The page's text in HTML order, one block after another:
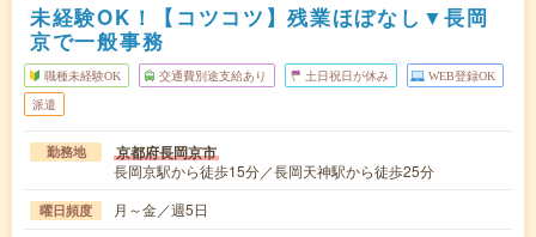
未経験OK！【コツコツ】残業ほぼなし▼長岡
京で一般事務
職種未経験OK 交通費別途支給あり 土日祝日が休み WEB登録OK
派遣
勤務地 京都府長岡京市
長岡京駅から徒歩15分／長岡天神駅から徒歩25分
曜日頻度 月～金／週5日